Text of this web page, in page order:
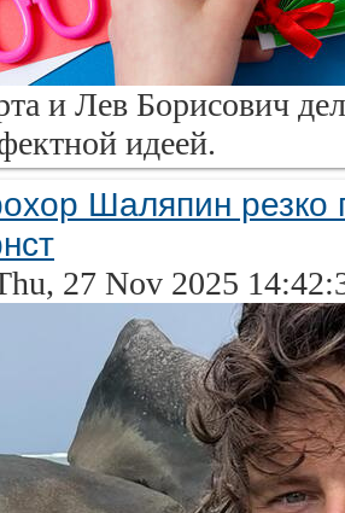
и Лев Борисович
идеей.
Шаляпин
27 Nov 2025